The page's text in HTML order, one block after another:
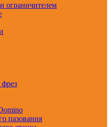
ограничителем
пазования